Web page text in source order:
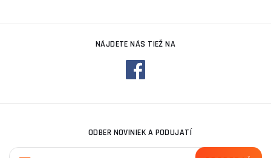
NÁJDETE NÁS TIEŽ NA
ODBER NOVINIEK A PODUJATÍ